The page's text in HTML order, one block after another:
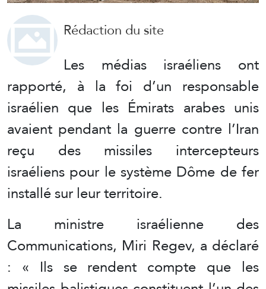
Rédaction du site
Les médias israéliens ont
rapporté, à la foi d’un responsable
israélien que les Émirats arabes unis
avaient pendant la guerre contre l’Iran
reçu des missiles intercepteurs
israéliens pour le système Dôme de fer
installé sur leur territoire.
La ministre israélienne des
Communications, Miri Regev, a déclaré
: « Ils se rendent compte que les